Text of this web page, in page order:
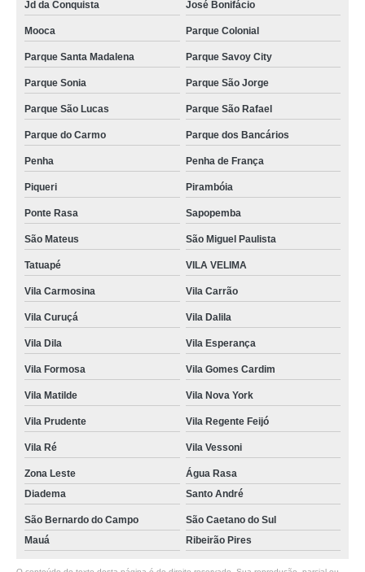
Jd da Conquista José Bonifácio
Mooca Parque Colonial
Parque Santa Madalena Parque Savoy City
Parque Sonia Parque São Jorge
Parque São Lucas Parque São Rafael
Parque do Carmo Parque dos Bancários
Penha Penha de França
Piqueri Pirambóia
Ponte Rasa Sapopemba
São Mateus São Miguel Paulista
Tatuapé VILA VELIMA
Vila Carmosina Vila Carrão
Vila Curuçá Vila Dalila
Vila Dila Vila Esperança
Vila Formosa Vila Gomes Cardim
Vila Matilde Vila Nova York
Vila Prudente Vila Regente Feijó
Vila Ré Vila Vessoni
Zona Leste
Água Rasa
Diadema
Santo André
São Bernardo do Campo
São Caetano do Sul
Mauá
Ribeirão Pires